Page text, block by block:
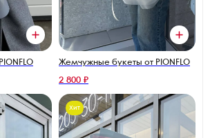
Жемчужные букеты от PIONFLO
2 800 ₽
Хит